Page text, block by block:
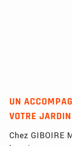
UN
VOTRE JARDIN
Chez GIBOIRE